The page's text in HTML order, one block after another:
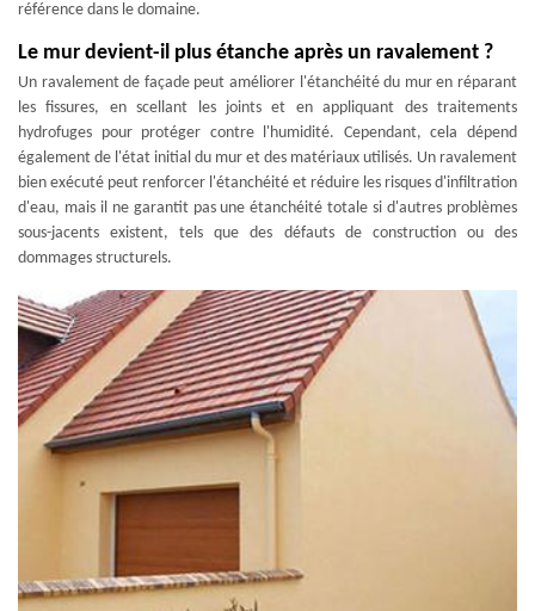
référence dans le domaine.
Le mur devient-il plus étanche après un ravalement ?
Un ravalement de façade peut améliorer l'étanchéité du mur en réparant
les fissures, en scellant les joints et en appliquant des traitements
hydrofuges pour protéger contre l'humidité. Cependant, cela dépend
également de l'état initial du mur et des matériaux utilisés. Un ravalement
bien exécuté peut renforcer l'étanchéité et réduire les risques d'infiltration
d'eau, mais il ne garantit pas une étanchéité totale si d'autres problèmes
sous-jacents existent, tels que des défauts de construction ou des
dommages structurels.